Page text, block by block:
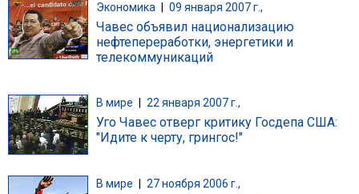
Экономика 09 января 2007 г.,
Чавес объявил национализацию
нефтепереработки, энергетики и
телекоммуникаций
В мире 22 января 2007 г.,
Уго Чавес отверг критику Госдепа США:
"Идите к черту, грингос!"
В мире | 27 ноября 2006 г.,